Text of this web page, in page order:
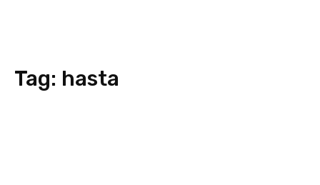
Tag: hasta